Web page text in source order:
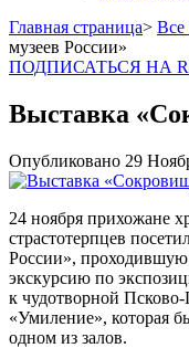
Главная страница> Все
музеев России»
ПОДПИСАТЬСЯ НА
Выставка
Опубликовано 29
24 ноября прихожане
страстотерпцев
России»,
экскурсию по
к чудотворной
«Умиление», которая
одном из залов.